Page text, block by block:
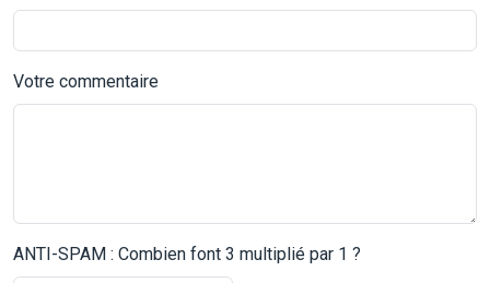
Votre commentaire
ANTI-SPAM : Combien font 3 multiplié par 1 ?